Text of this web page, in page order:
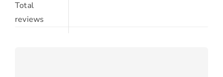
Total
reviews